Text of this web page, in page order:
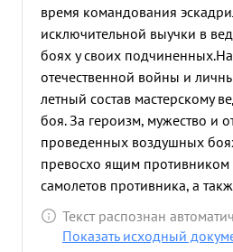
время командования
исключительной выучки в
боях у своих
отечественной войны и
летный состав мастерскому
боя. За героизм, мужество и
проведенных воздушных
превосхо ящим противником
самолетов противника, а
воспитание подчиненных
правительственной награде
Текст распознан
Показать исходный